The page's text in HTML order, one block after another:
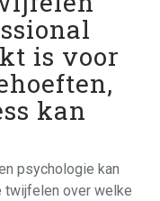
is voor
kan
psychologie kan
twijfelen over welke